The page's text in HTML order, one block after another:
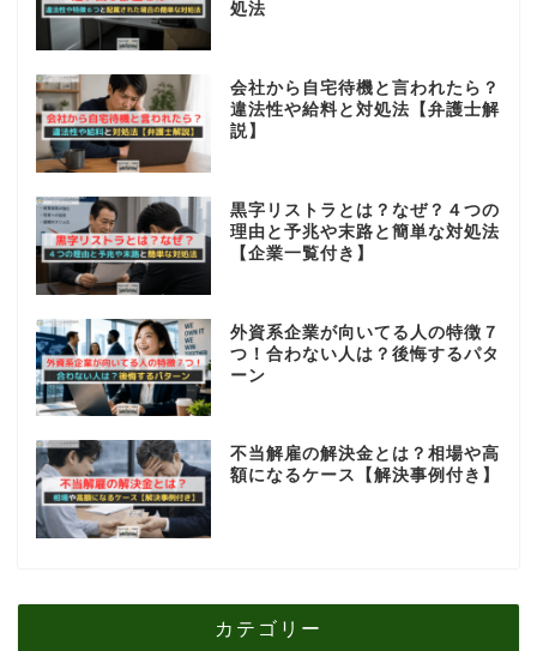
処法
会社から自宅待機と言われたら？
違法性や給料と対処法【弁護士解
説】
黒字リストラとは？なぜ？４つの
理由と予兆や末路と簡単な対処法
【企業一覧付き】
外資系企業が向いてる人の特徴７
つ！合わない人は？後悔するパタ
ーン
不当解雇の解決金とは？相場や高
額になるケース【解決事例付き】
カテゴリー